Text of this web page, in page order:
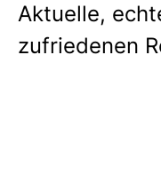
Aktuelle,
zufriedenen